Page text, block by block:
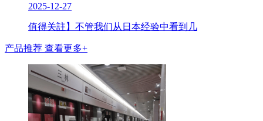
2025-12-27
值得关註】不管我们从日本经验中看到几
产品推荐 查看更多+